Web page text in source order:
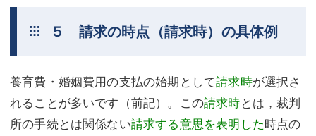
５ 請求の時点（請求時）の具体例
養育費・婚姻費用の支払の始期として請求時が選択さ
れることが多いです（前記）。この請求時とは，裁判
所の手続とは関係ない請求する意思を表明した時点の